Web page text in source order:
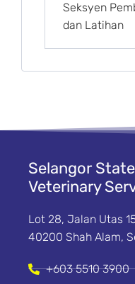
Seksyen
dan Latihan
Selangor
Veterinary
Lot 28, Jalan Utas
40200 Shah Alam,
+603 5510 3900